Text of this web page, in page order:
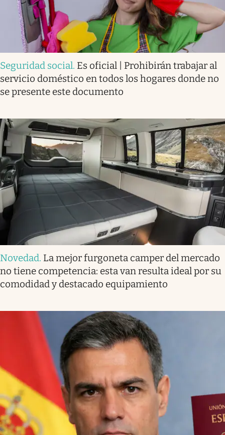
Seguridad social. Es oficial | Prohibirán trabajar al
servicio doméstico en todos los hogares donde no
se presente este documento
Novedad. La mejor furgoneta camper del mercado
no tiene competencia: esta van resulta ideal por su
comodidad y destacado equipamiento